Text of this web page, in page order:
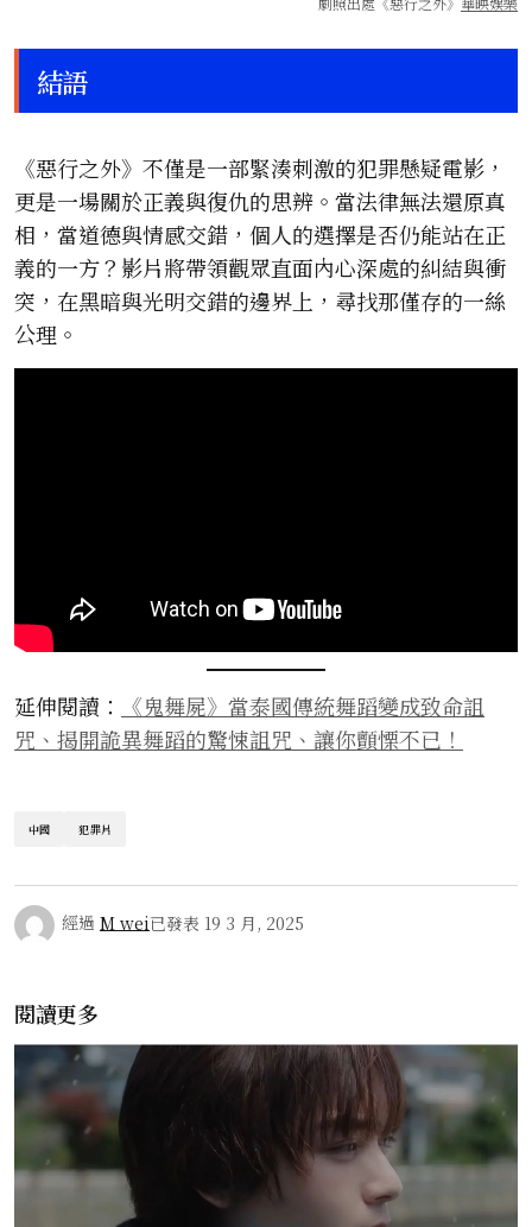
結語
《惡行之外》不僅是一部緊湊刺激的犯罪懸疑電影，
更是一場關於正義與復仇的思辨。當法律無法還原真
相，當道德與情感交錯，個人的選擇是否仍能站在正
義的一方？影片將帶領觀眾直面內心深處的糾結與衝
突，在黑暗與光明交錯的邊界上，尋找那僅存的一絲
公理。
延伸閱讀：
《鬼舞屍》當泰國傳統舞蹈變成致命詛
咒、揭開詭異舞蹈的驚悚詛咒、讓你顫慄不已！
中國 犯罪片
經過 M wei已發表 19 3 月, 2025
閱讀更多